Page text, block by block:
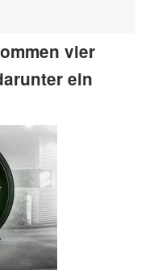
vier
ein